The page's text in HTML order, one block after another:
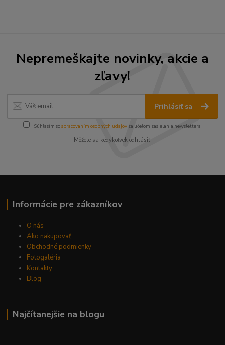
Nepremeškajte novinky, akcie a
zľavy!
Prihlásiť sa
Súhlasím sospracovaním osobných údajov za účelom zasielania newslettera.
Môžete sa kedykoľvek odhlásiť.
Informácie pre zákazníkov
O nás
Ako nakupovať
Obchodné podmienky
Fotogaléria
Kontakty
Blog
Najčítanejšie na blogu